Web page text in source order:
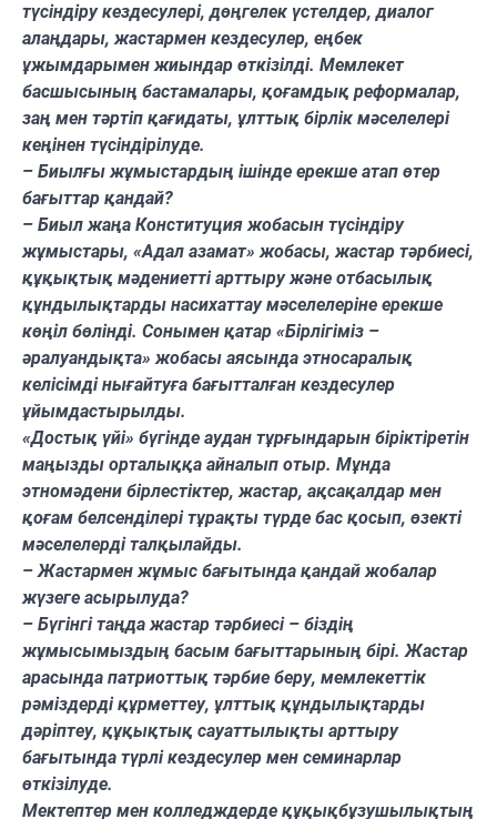
түсіндіру кездесулері, дөңгелек үстелдер, диалог
алаңдары, жастармен кездесулер, еңбек
ұжымдарымен жиындар өткізілді. Мемлекет
басшысының бастамалары, қоғамдық реформалар,
заң мен тәртіп қағидаты, ұлттық бірлік мәселелері
кеңінен түсіндірілуде.
– Биылғы жұмыстардың ішінде ерекше атап өтер
бағыттар қандай?
– Биыл жаңа Конституция жобасын түсіндіру
жұмыстары, «Адал азамат» жобасы, жастар тәрбиесі,
құқықтық мәдениетті арттыру және отбасылық
құндылықтарды насихаттау мәселелеріне ерекше
көңіл бөлінді. Сонымен қатар «Бірлігіміз –
әралуандықта» жобасы аясында этносаралық
келісімді нығайтуға бағытталған кездесулер
ұйымдастырылды.
«Достық үйі» бүгінде аудан тұрғындарын біріктіретін
маңызды орталыққа айналып отыр. Мұнда
этномәдени бірлестіктер, жастар, ақсақалдар мен
қоғам белсенділері тұрақты түрде бас қосып, өзекті
мәселелерді талқылайды.
– Жастармен жұмыс бағытында қандай жобалар
жүзеге асырылуда?
– Бүгінгі таңда жастар тәрбиесі – біздің
жұмысымыздың басым бағыттарының бірі. Жастар
арасында патриоттық тәрбие беру, мемлекеттік
рәміздерді құрметтеу, ұлттық құндылықтарды
дәріптеу, құқықтық сауаттылықты арттыру
бағытында түрлі кездесулер мен семинарлар
өткізілуде.
Мектептер мен колледждерде құқықбұзушылықтың